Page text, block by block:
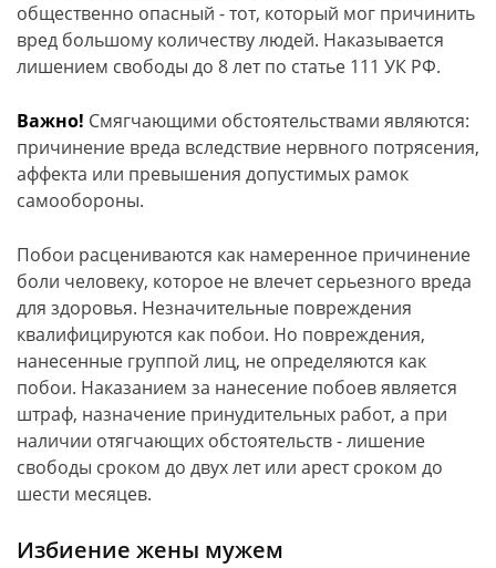
общественно опасный - тот, который мог причинить
вред большому количеству людей. Наказывается
лишением свободы до 8 лет по статье 111 УК РФ.
Важно! Смягчающими обстоятельствами являются:
причинение вреда вследствие нервного потрясения,
аффекта или превышения допустимых рамок
самообороны.
Побои расцениваются как намеренное причинение
боли человеку, которое не влечет серьезного вреда
для здоровья. Незначительные повреждения
квалифицируются как побои. Но повреждения,
нанесенные группой лиц, не определяются как
побои. Наказанием за нанесение побоев является
штраф, назначение принудительных работ, а при
наличии отягчающих обстоятельств - лишение
свободы сроком до двух лет или арест сроком до
шести месяцев.
Избиение жены мужем